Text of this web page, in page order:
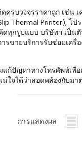
อย่างไร
WMS สำหรับธุรกิจ
ค้าส่ง และ E-
แนะนำ Checklist ก่
เลือกระบบ WMS: ธุ
ก่อนเริ่มติดตั้ง
ครบวงจรราคาถูก เช่น
Thermal Printer),
กรูปแบบ บริษัทฯ เป็นตั
ายบริการรับซ่อมเครื่
ก้ปัญหาทางโทรศัพท์เ
จได้ว่าสอดคล้องกับม
การแสดงผล